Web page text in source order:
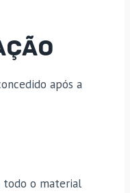
após a
todo o material